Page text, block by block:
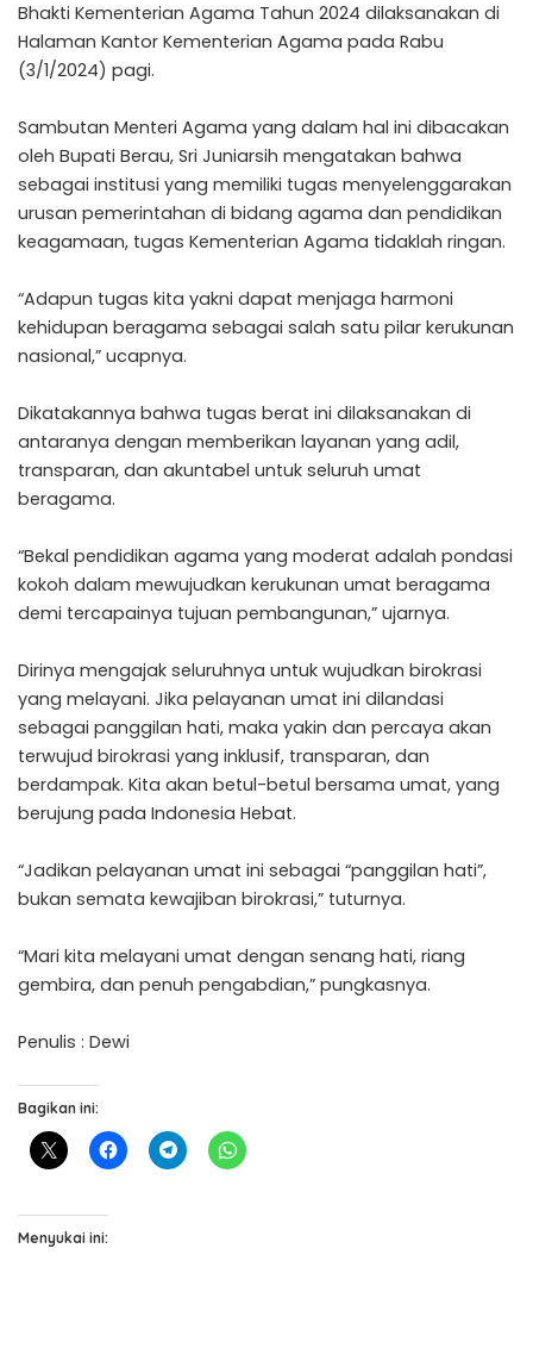
Bhakti Kementerian Agama Tahun 2024 dilaksanakan di
Halaman Kantor Kementerian Agama pada Rabu
(3/1/2024) pagi.
Sambutan Menteri Agama yang dalam hal ini dibacakan
oleh Bupati Berau, Sri Juniarsih mengatakan bahwa
sebagai institusi yang memiliki tugas menyelenggarakan
urusan pemerintahan di bidang agama dan pendidikan
keagamaan, tugas Kementerian Agama tidaklah ringan.
“Adapun tugas kita yakni dapat menjaga harmoni
kehidupan beragama sebagai salah satu pilar kerukunan
nasional,” ucapnya.
Dikatakannya bahwa tugas berat ini dilaksanakan di
antaranya dengan memberikan layanan yang adil,
transparan, dan akuntabel untuk seluruh umat
beragama.
“Bekal pendidikan agama yang moderat adalah pondasi
kokoh dalam mewujudkan kerukunan umat beragama
demi tercapainya tujuan pembangunan,” ujarnya.
Dirinya mengajak seluruhnya untuk wujudkan birokrasi
yang melayani. Jika pelayanan umat ini dilandasi
sebagai panggilan hati, maka yakin dan percaya akan
terwujud birokrasi yang inklusif, transparan, dan
berdampak. Kita akan betul-betul bersama umat, yang
berujung pada Indonesia Hebat.
“Jadikan pelayanan umat ini sebagai “panggilan hati”,
bukan semata kewajiban birokrasi,” tuturnya.
“Mari kita melayani umat dengan senang hati, riang
gembira, dan penuh pengabdian,” pungkasnya.
Penulis : Dewi
Bagikan ini:
Menyukai ini: